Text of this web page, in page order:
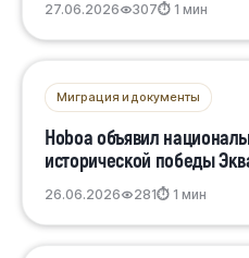
27.06.2026 307⏱ 1 мин
Миграция и документы
Ноboa объявил
исторической победы
26.06.2026 281⏱ 1 мин